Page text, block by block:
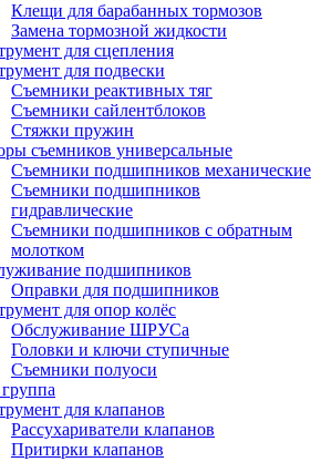
Клещи для барабанных тормозов
Замена тормозной жидкости
для сцепления
для подвески
Съемники реактивных тяг
Съемники сайлентблоков
Стяжки пружин
съемников универсальные
Съемники подшипников механические
Съемники подшипников
гидравлические
Съемники подшипников с обратным
молотком
подшипников
Оправки для подшипников
для опор колёс
Обслуживание ШРУСа
Головки и ключи ступичные
Съемники полуоси
для клапанов
Рассухариватели клапанов
Притирки клапанов